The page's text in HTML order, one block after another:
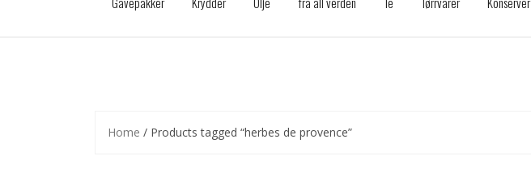
Home / Products tagged “herbes de provence”